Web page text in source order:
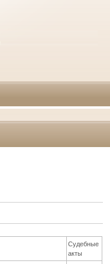
Судебные
акты